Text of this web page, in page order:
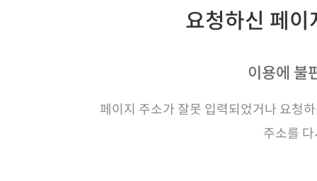
요청하신 페
이용에 불
페이지 주소가 잘못 입력되었거나 요청
주소를